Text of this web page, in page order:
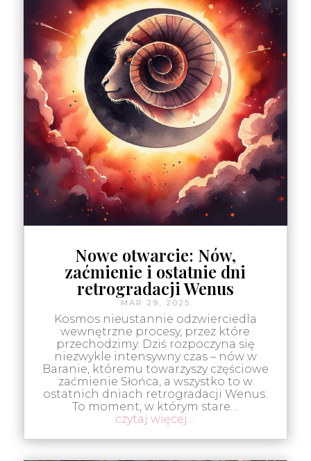
Nowe otwarcie: Nów,
zaćmienie i ostatnie dni
retrogradacji Wenus
MAR 29, 2025
Kosmos nieustannie odzwierciedla
wewnętrzne procesy, przez które
przechodzimy. Dziś rozpoczyna się
niezwykle intensywny czas – nów w
Baranie, któremu towarzyszy częściowe
zaćmienie Słońca, a wszystko to w
ostatnich dniach retrogradacji Wenus.
To moment, w którym stare…
czytaj więcej…